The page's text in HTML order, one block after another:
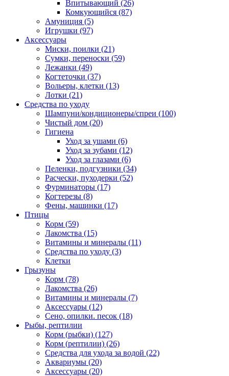
Впитывающий (26)
Комкующийся (87)
Амуниция (5)
Игрушки (97)
Аксессуары
Миски, поилки (21)
Сумки, переноски (59)
Лежанки (49)
Когтеточки (37)
Вольеры, клетки (13)
Лотки (21)
Средства по уходу
Шампуни/кондиционеры/спреи (100)
Чистый дом (20)
Гигиена
Уход за ушами (6)
Уход за зубами (12)
Уход за глазами (6)
Пеленки, подгузники (34)
Расчески, пуходерки (52)
Фурминаторы (17)
Когтерезы (8)
Фены, машинки (17)
Птицы
Корм (59)
Лакомства (15)
Витамины и минералы (11)
Средства по уходу (3)
Клетки
Грызуны
Корм (78)
Лакомства (26)
Витамины и минералы (7)
Аксессуары (12)
Сено, опилки. песок (18)
Рыбы, рептилии
Корм (рыбки) (127)
Корм (рептилии) (26)
Средства для ухода за водой (22)
Аквариумы (20)
Аксессуары (20)